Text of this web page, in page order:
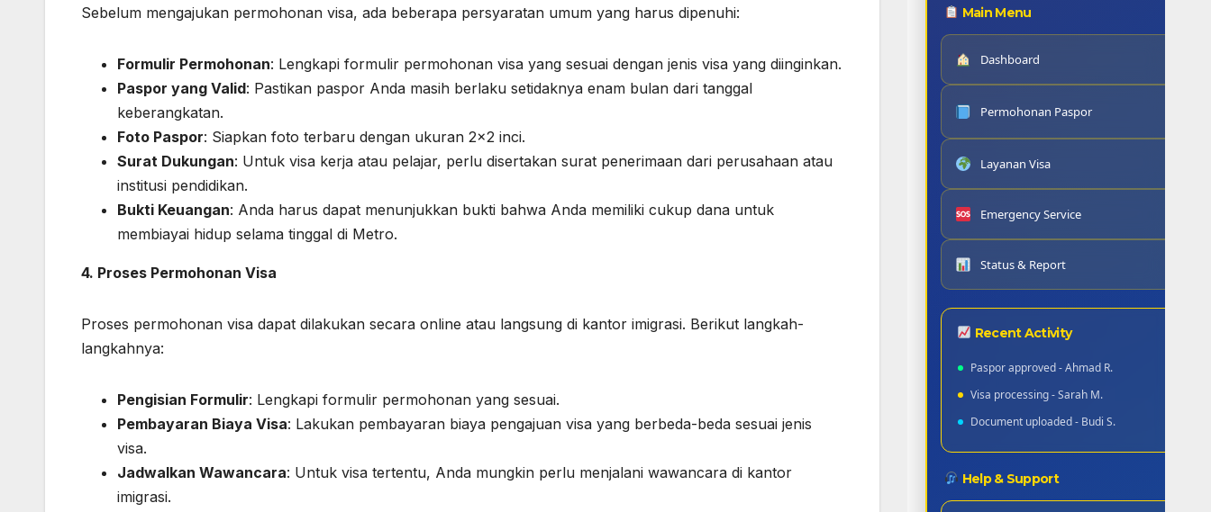
Sebelum mengajukan permohonan visa, ada beberapa persyaratan umum yang harus dipenuhi:
Formulir Permohonan: Lengkapi formulir permohonan visa yang sesuai dengan jenis visa yang diinginkan.
Paspor yang Valid: Pastikan paspor Anda masih berlaku setidaknya enam bulan dari tanggal
keberangkatan.
Foto Paspor: Siapkan foto terbaru dengan ukuran 2×2 inci.
Surat Dukungan: Untuk visa kerja atau pelajar, perlu disertakan surat penerimaan dari perusahaan atau
institusi pendidikan.
Bukti Keuangan: Anda harus dapat menunjukkan bukti bahwa Anda memiliki cukup dana untuk
membiayai hidup selama tinggal di Metro.
4. Proses Permohonan Visa
Proses permohonan visa dapat dilakukan secara online atau langsung di kantor imigrasi. Berikut langkah-
langkahnya:
Pengisian Formulir: Lengkapi formulir permohonan yang sesuai.
Pembayaran Biaya Visa: Lakukan pembayaran biaya pengajuan visa yang berbeda-beda sesuai jenis
visa.
Jadwalkan Wawancara: Untuk visa tertentu, Anda mungkin perlu menjalani wawancara di kantor
imigrasi.
Main Menu
Dashboard
Permohonan Paspor
Layanan Visa
Emergency Service
Status & Report
Recent Activity
Paspor approved - Ahmad R.
Visa processing - Sarah M.
Document uploaded - Budi S.
Help & Support